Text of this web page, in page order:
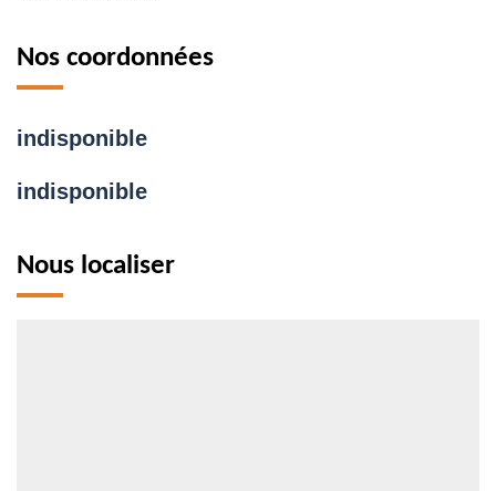
Nos coordonnées
indisponible
indisponible
Nous localiser